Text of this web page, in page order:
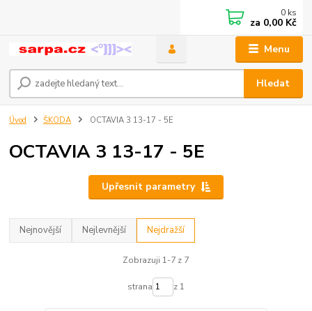
Menu
Hledat
0 ks
za 0,00 Kč
Úvod ŠKODA OCTAVIA 3 13-17 - 5E
OCTAVIA 3 13-17 - 5E
Upřesnit parametry
Nejnovější Nejlevnější Nejdražší
Zobrazuji 1-7 z 7
strana z 1